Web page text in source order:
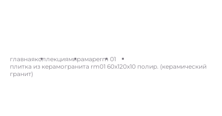
главнаяколлекциямирамареrm 01
плитка из керамогранита rm01 60x120x10 полир. (керамический
гранит)